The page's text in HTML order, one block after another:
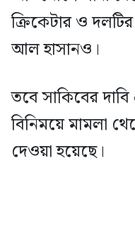
ক্রিকেটার ও
আল হাসানও।
তবে সাকিবের
বিনিময়ে মামলা
দেওয়া হয়েছে।